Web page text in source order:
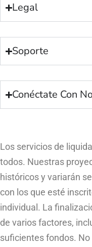
Legal
Soporte
Conéctate Con
Los servicios de
todos. Nuestras
históricos y variarán
con los que esté
individual. La
de varios factores,
suficientes fondos.